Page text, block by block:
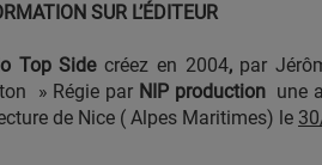
SUR L’ÉDITEUR
Top Sidecréez en 2004,par
» Régie par NIP productionune
de Nice ( Alpes Maritimes) le